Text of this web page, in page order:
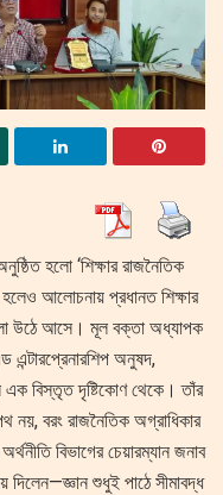
হলো ‘শিক্ষার রাজনৈতিক
আলোচনায় প্রধানত শিক্ষার
উঠে আসে। মূল বক্তা অধ্যাপক
এন্টারপ্রেনারশিপ অনুষদ,
এক বিস্তৃত দৃষ্টিকোণ থেকে। তাঁর
নয়, বরং রাজনৈতিক অগ্রাধিকার
বিভাগের চেয়ারম্যান জনাব
দিলেন—জ্ঞান শুধুই পাঠে সীমাবদ্ধ